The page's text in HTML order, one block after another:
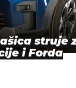
struje
i Forda